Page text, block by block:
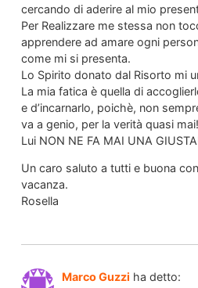
cercando di aderire al mio
Per Realizzare me stessa non
apprendere ad amare ogni
come mi si presenta.
Lo Spirito donato dal Risorto mi
La mia fatica è quella di
e d’incarnarlo, poichè, non
va a genio, per la verità quasi
Lui NON NE FA MAI UNA
Un caro saluto a tutti e buona
vacanza.
Rosella
Marco Guzzi ha detto: